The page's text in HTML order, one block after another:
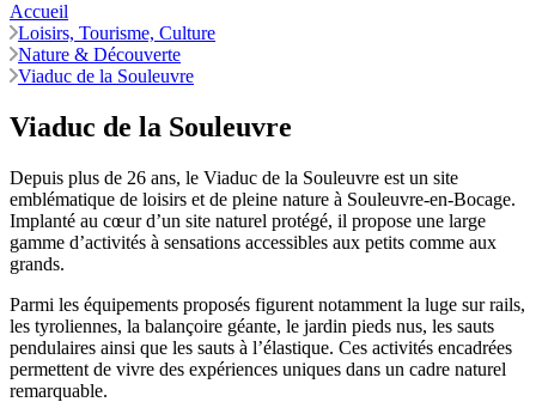
Accueil
Loisirs, Tourisme, Culture
Nature & Découverte
Viaduc de la Souleuvre
Viaduc de la Souleuvre
Depuis plus de 26 ans, le Viaduc de la Souleuvre est un site
emblématique de loisirs et de pleine nature à Souleuvre-en-Bocage.
Implanté au cœur d’un site naturel protégé, il propose une large
gamme d’activités à sensations accessibles aux petits comme aux
grands.
Parmi les équipements proposés figurent notamment la luge sur rails,
les tyroliennes, la balançoire géante, le jardin pieds nus, les sauts
pendulaires ainsi que les sauts à l’élastique. Ces activités encadrées
permettent de vivre des expériences uniques dans un cadre naturel
remarquable.